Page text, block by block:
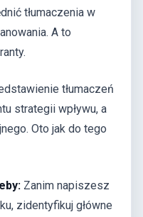
tłumaczenia w
A to
tłumaczeń
strategii wpływu, a
Oto jak do tego
Zanim napiszesz
zidentyfikuj główne